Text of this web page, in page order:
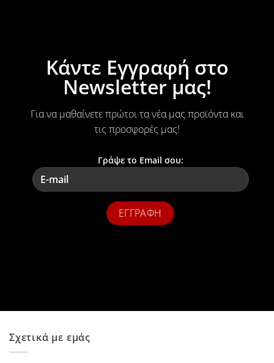
Κάντε Εγγραφή στο
Newsletter μας!
Για να μαθαίνετε πρώτοι τα νέα μας προϊόντα και
τις προσφορές μας!
Γράψε το Email σου:
Σχετικά με εμάς